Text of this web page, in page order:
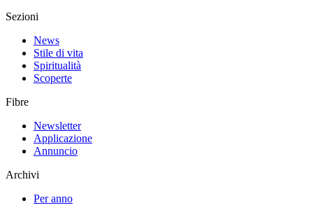
Sezioni
News
Stile di vita
Spiritualità
Scoperte
Fibre
Newsletter
Applicazione
Annuncio
Archivi
Per anno